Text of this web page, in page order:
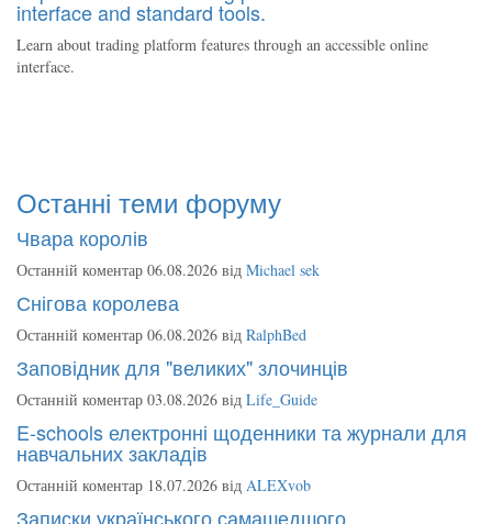
interface and standard tools.
Learn about trading platform features through an accessible online
interface.
Останні теми форуму
Чвара королів
Останній коментар 06.08.2026 від Michael sek
Снігова королева
Останній коментар 06.08.2026 від RalphBed
Заповідник для "великих" злочинців
Останній коментар 03.08.2026 від Life_Guide
E-schools електронні щоденники та журнали для
навчальних закладів
Останній коментар 18.07.2026 від ALEXvob
Записки українського самашедшого